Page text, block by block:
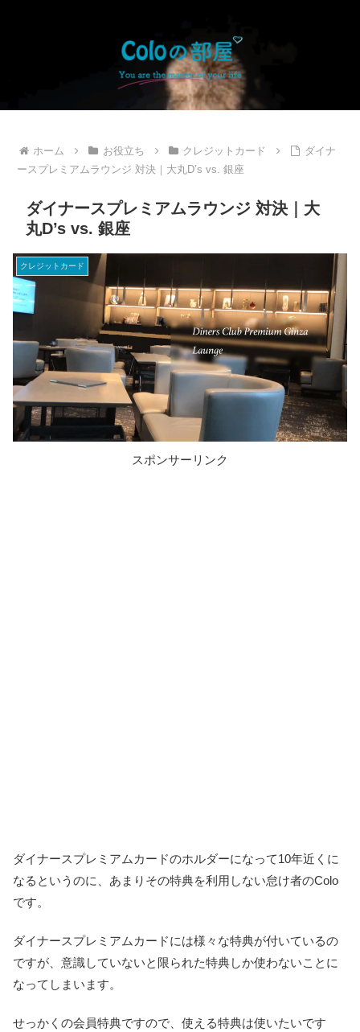
ホーム お役立ち クレジットカード
ダイナ
ースプレミアムラウンジ 対決｜大丸D’s vs. 銀座
ダイナースプレミアムラウンジ 対決｜大
丸D’s vs. 銀座
クレジットカード
スポンサーリンク
ダイナースプレミアムカードのホルダーになって10年近くに
なるというのに、あまりその特典を利用しない怠け者のColo
です。
ダイナースプレミアムカードには様々な特典が付いているの
ですが、意識していないと限られた特典しか使わないことに
なってしまいます。
せっかくの会員特典ですので、使える特典は使いたいです